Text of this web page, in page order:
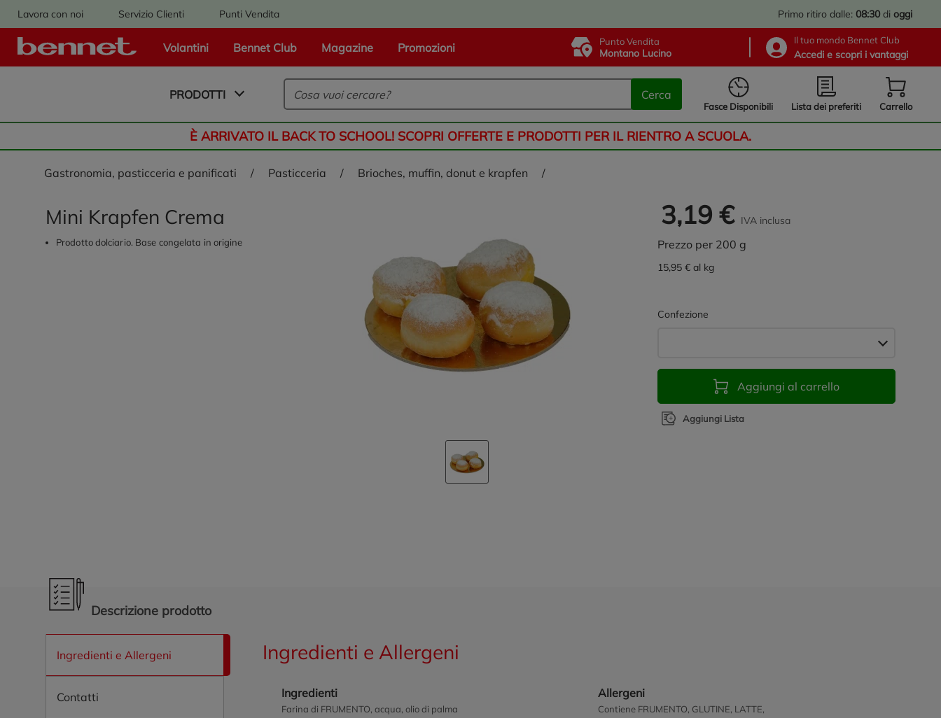
Lavora con noi Servizio Clienti Punti Vendita Primo ritiro dalle: 08:30 di oggi
Volantini Bennet Club Magazine Promozioni Punto Vendita
Montano Lucino
Il tuo mondo Bennet Club
Accedi e scopri i vantaggi
Logo Bennet - Torna alla homepage
PRODOTTI Cerca
Fasce Disponibili Lista dei preferiti Carrello
È ARRIVATO IL BACK TO SCHOOL! SCOPRI OFFERTE E PRODOTTI PER IL RIENTRO A SCUOLA.
gastronomia, pasticceria e panificati / pasticceria / brioches, muffin, donut e krapfen /
Mini Krapfen Crema
Prodotto dolciario. Base congelata in origine
3,19 € IVA inclusa
Prezzo per 200 g
15,95 € al kg
Confezione
Aggiungi al carrello
Aggiungi Lista
Descrizione prodotto
Ingredienti e Allergeni
Contatti
Ingredienti e Allergeni
Ingredienti
Farina di FRUMENTO, acqua, olio di palma
Allergeni
Contiene FRUMENTO, GLUTINE, LATTE,